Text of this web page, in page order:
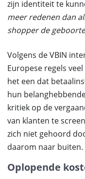
zijn identiteit te
meer redenen dan
shopper de
Volgens de VBIN
Europese regels
het een dat
hun
kritiek op de
van klanten te
zich niet gehoord
daarom naar buiten.
Oplopende